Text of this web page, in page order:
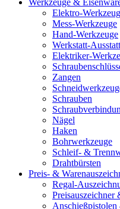
Werkzeuge &
Elektro-
Mess-Werkzeuge
Hand-Werkzeuge
Werkstatt-
Elektriker-
Zangen
Schrauben
Nägel
Haken
Bohrwerkzeuge
Schleif- &
Drahtbürsten
Preis- &
Regal-
Preisauszeichner